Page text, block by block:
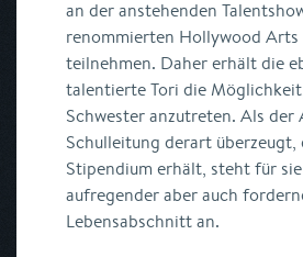
an der anstehenden
renommierten Hollywood Arts
teilnehmen. Daher erhält die
talentierte Tori die
Schwester anzutreten. Als
Schulleitung derart überzeugt,
Stipendium erhält, steht für
aufregender aber auch
Lebensabschnitt an.